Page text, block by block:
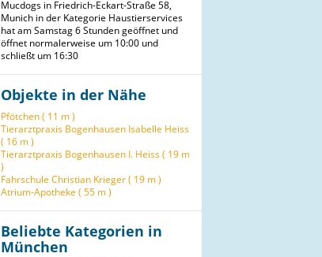
Mucdogs in Friedrich-Eckart-Straße 58,
Munich in der Kategorie Haustierservices
hat am Samstag 6 Stunden geöffnet und
öffnet normalerweise um 10:00 und
schließt um 16:30
Objekte in der Nähe
Pfötchen ( 11 m )
Tierarztpraxis Bogenhausen Isabelle Heiss
( 16 m )
Tierarztpraxis Bogenhausen I. Heiss ( 19 m
)
Fahrschule Christian Krieger ( 19 m )
Atrium-Apotheke ( 55 m )
Beliebte Kategorien in
München